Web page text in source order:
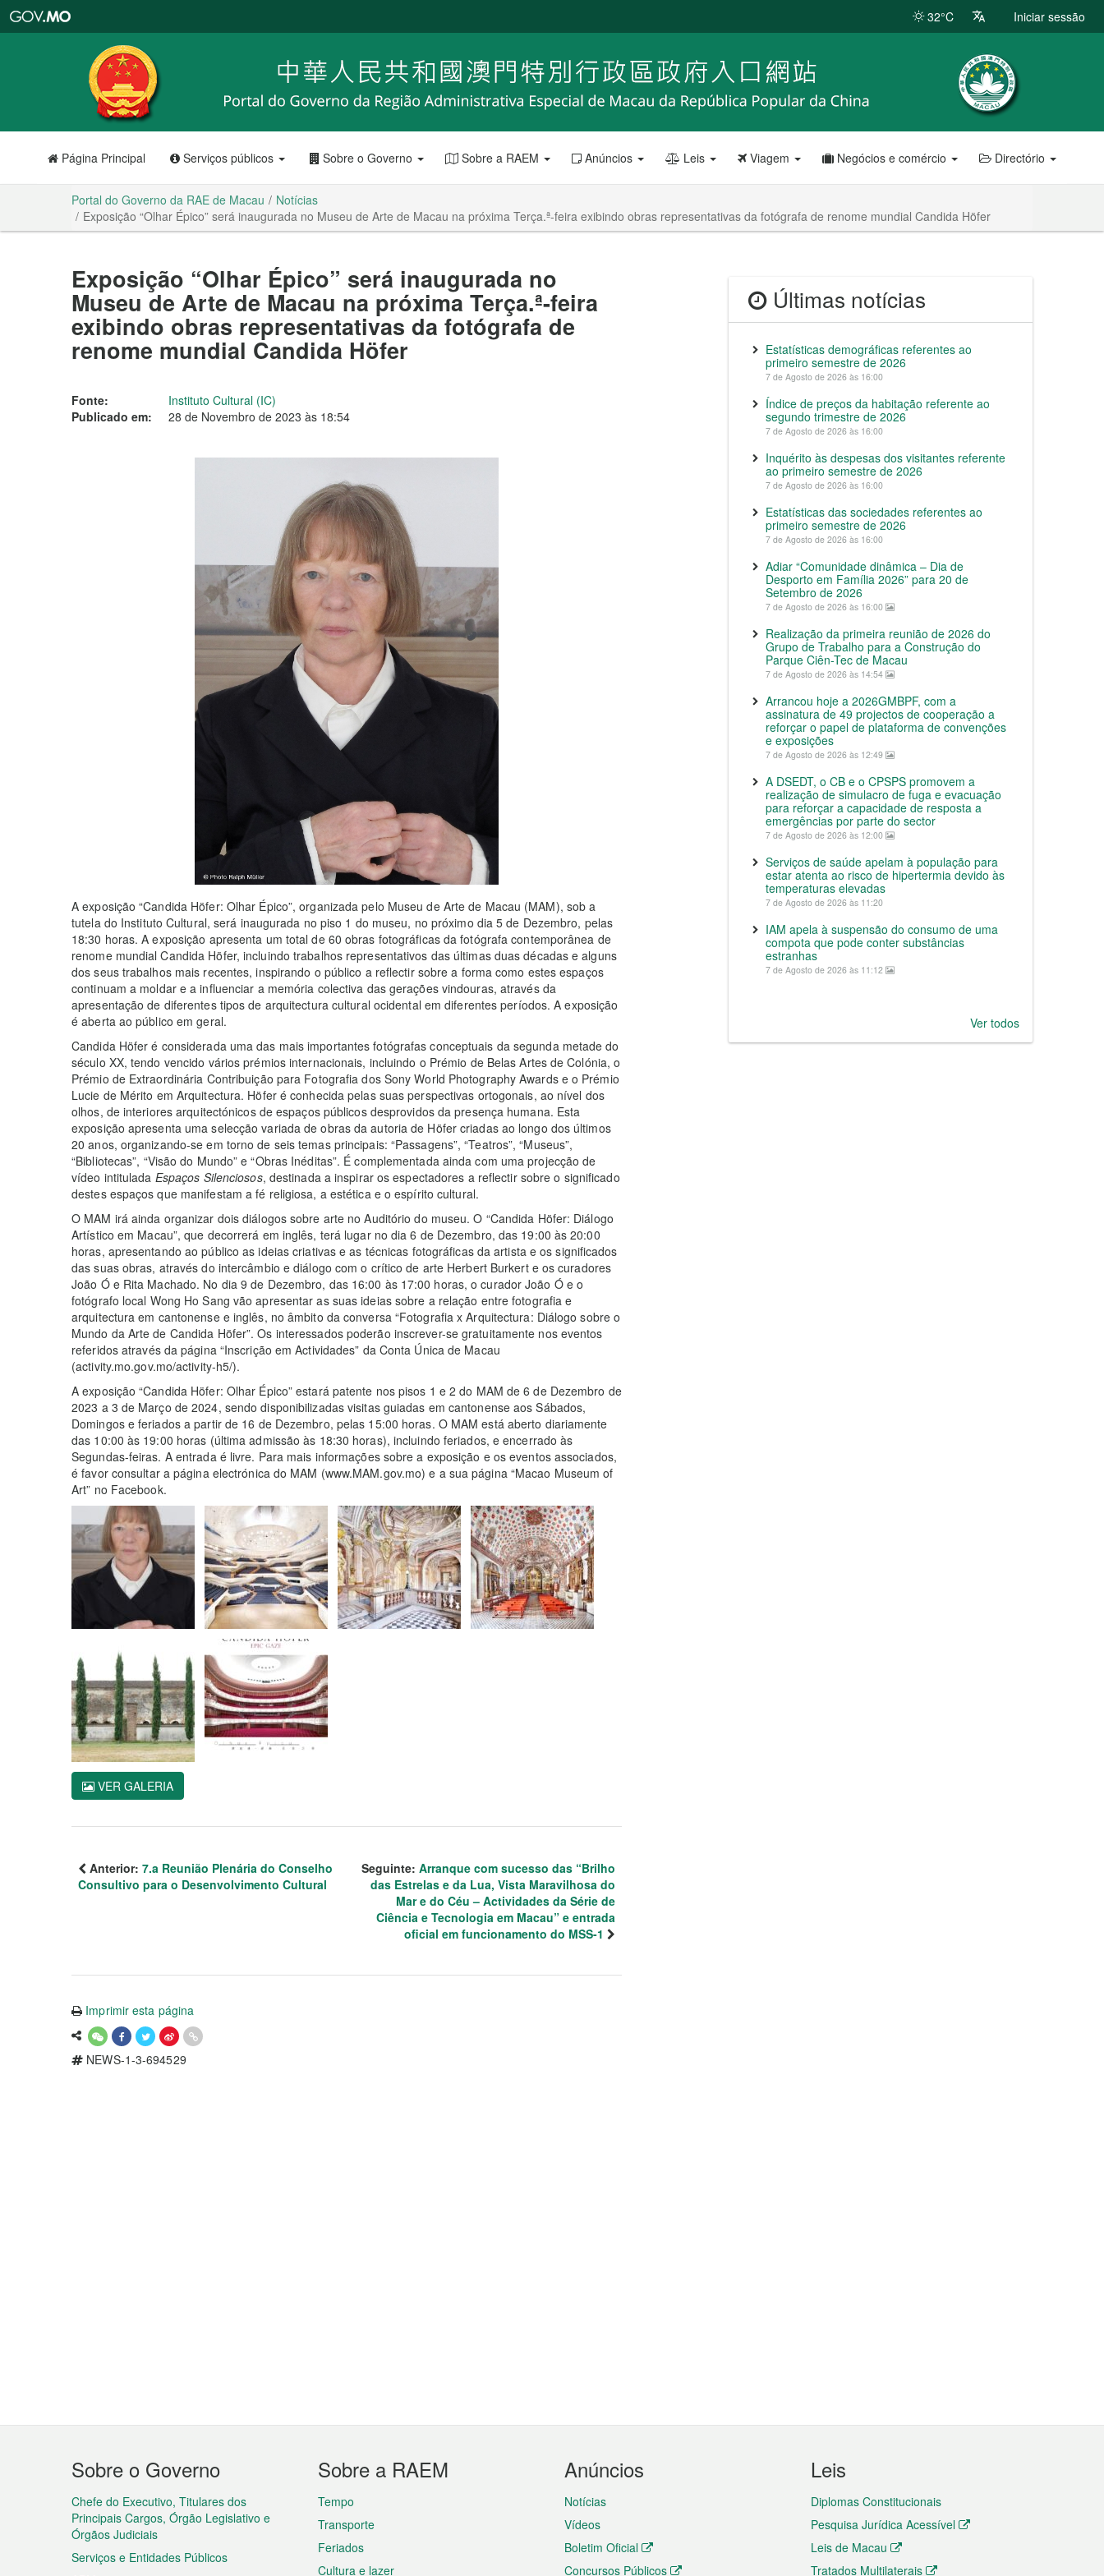
RAE
de
Macau
32°C Iniciar sessão
Página Principal Serviços públicos Sobre o Governo Sobre a RAEM Anúncios Leis Viagem Negócios e comércio Directório
Portal do Governo da RAE de Macau
Notícias
Exposição “Olhar Épico” será inaugurada no Museu de Arte de Macau na próxima Terça.ª-feira exibindo obras representativas da fotógrafa de renome mundial Candida Höfer
Exposição “Olhar Épico” será inaugurada no
Museu de Arte de Macau na próxima Terça.ª-feira
exibindo obras representativas da fotógrafa de
renome mundial Candida Höfer
Fonte:
Instituto Cultural (IC)
Publicado em:
28 de Novembro de 2023 às 18:54
A exposição “Candida Höfer: Olhar Épico”, organizada pelo Museu de Arte de Macau (MAM), sob a
tutela do Instituto Cultural, será inaugurada no piso 1 do museu, no próximo dia 5 de Dezembro, pelas
18:30 horas. A exposição apresenta um total de 60 obras fotográficas da fotógrafa contemporânea de
renome mundial Candida Höfer, incluindo trabalhos representativos das últimas duas décadas e alguns
dos seus trabalhos mais recentes, inspirando o público a reflectir sobre a forma como estes espaços
continuam a moldar e a influenciar a memória colectiva das gerações vindouras, através da
apresentação de diferentes tipos de arquitectura cultural ocidental em diferentes períodos. A exposição
é aberta ao público em geral.
Candida Höfer é considerada uma das mais importantes fotógrafas conceptuais da segunda metade do
século XX, tendo vencido vários prémios internacionais, incluindo o Prémio de Belas Artes de Colónia, o
Prémio de Extraordinária Contribuição para Fotografia dos Sony World Photography Awards e o Prémio
Lucie de Mérito em Arquitectura. Höfer é conhecida pelas suas perspectivas ortogonais, ao nível dos
olhos, de interiores arquitectónicos de espaços públicos desprovidos da presença humana. Esta
exposição apresenta uma selecção variada de obras da autoria de Höfer criadas ao longo dos últimos
20 anos, organizando-se em torno de seis temas principais: “Passagens”, “Teatros”, “Museus”,
“Bibliotecas”, “Visão do Mundo” e “Obras Inéditas”. É complementada ainda com uma projecção de
vídeo intitulada Espaços Silenciosos, destinada a inspirar os espectadores a reflectir sobre o significado
destes espaços que manifestam a fé religiosa, a estética e o espírito cultural.
O MAM irá ainda organizar dois diálogos sobre arte no Auditório do museu. O “Candida Höfer: Diálogo
Artístico em Macau”, que decorrerá em inglês, terá lugar no dia 6 de Dezembro, das 19:00 às 20:00
horas, apresentando ao público as ideias criativas e as técnicas fotográficas da artista e os significados
das suas obras, através do intercâmbio e diálogo com o crítico de arte Herbert Burkert e os curadores
João Ó e Rita Machado. No dia 9 de Dezembro, das 16:00 às 17:00 horas, o curador João Ó e o
fotógrafo local Wong Ho Sang vão apresentar as suas ideias sobre a relação entre fotografia e
arquitectura em cantonense e inglês, no âmbito da conversa “Fotografia x Arquitectura: Diálogo sobre o
Mundo da Arte de Candida Höfer”. Os interessados poderão inscrever-se gratuitamente nos eventos
referidos através da página “Inscrição em Actividades” da Conta Única de Macau
(activity.mo.gov.mo/activity-h5/).
A exposição “Candida Höfer: Olhar Épico” estará patente nos pisos 1 e 2 do MAM de 6 de Dezembro de
2023 a 3 de Março de 2024, sendo disponibilizadas visitas guiadas em cantonense aos Sábados,
Domingos e feriados a partir de 16 de Dezembro, pelas 15:00 horas. O MAM está aberto diariamente
das 10:00 às 19:00 horas (última admissão às 18:30 horas), incluindo feriados, e encerrado às
Segundas-feiras. A entrada é livre. Para mais informações sobre a exposição e os eventos associados,
é favor consultar a página electrónica do MAM (www.MAM.gov.mo) e a sua página “Macao Museum of
Art” no Facebook.
VER GALERIA
Anterior: 7.a Reunião Plenária do Conselho
Consultivo para o Desenvolvimento Cultural
Seguinte: Arranque com sucesso das “Brilho
das Estrelas e da Lua, Vista Maravilhosa do
Mar e do Céu – Actividades da Série de
Ciência e Tecnologia em Macau” e entrada
oficial em funcionamento do MSS-1
Imprimir esta página
NEWS-1-3-694529
Últimas notícias
Estatísticas demográficas referentes ao
primeiro semestre de 2026
7 de Agosto de 2026 às 16:00
Índice de preços da habitação referente ao
segundo trimestre de 2026
7 de Agosto de 2026 às 16:00
Inquérito às despesas dos visitantes referente
ao primeiro semestre de 2026
7 de Agosto de 2026 às 16:00
Estatísticas das sociedades referentes ao
primeiro semestre de 2026
7 de Agosto de 2026 às 16:00
Adiar “Comunidade dinâmica – Dia de
Desporto em Família 2026” para 20 de
Setembro de 2026
7 de Agosto de 2026 às 16:00
Realização da primeira reunião de 2026 do
Grupo de Trabalho para a Construção do
Parque Ciên-Tec de Macau
7 de Agosto de 2026 às 14:54
Arrancou hoje a 2026GMBPF, com a
assinatura de 49 projectos de cooperação a
reforçar o papel de plataforma de convenções
e exposições
7 de Agosto de 2026 às 12:49
A DSEDT, o CB e o CPSPS promovem a
realização de simulacro de fuga e evacuação
para reforçar a capacidade de resposta a
emergências por parte do sector
7 de Agosto de 2026 às 12:00
Serviços de saúde apelam à população para
estar atenta ao risco de hipertermia devido às
temperaturas elevadas
7 de Agosto de 2026 às 11:20
IAM apela à suspensão do consumo de uma
compota que pode conter substâncias
estranhas
7 de Agosto de 2026 às 11:12
Ver todos
Menu
do
rodapé
Sobre o Governo
Chefe do Executivo, Titulares dos
Principais Cargos, Órgão Legislativo e
Órgãos Judiciais
Serviços e Entidades Públicos
Sobre a RAEM
Tempo
Transporte
Feriados
Cultura e lazer
Anúncios
Notícias
Vídeos
Boletim Oficial
Concursos Públicos
Leis
Diplomas Constitucionais
Pesquisa Jurídica Acessível
Leis de Macau
Tratados Multilaterais